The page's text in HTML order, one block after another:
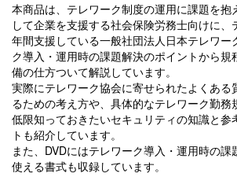
本商品は、テレワーク制度の運用に課題を抱
して企業を支援する社会保険労務士向けに、
年間支援している一般社団法人日本テレワー
ク導入・運用時の課題解決のポイントから規
備の仕方ついて解説しています。
実際にテレワーク協会に寄せられたよくある
るための考え方や、具体的なテレワーク勤務
低限知っておきたいセキュリティの知識と参
トも紹介しています。
また、DVDにはテレワーク導入・運用時の
使える書式も収録しています。